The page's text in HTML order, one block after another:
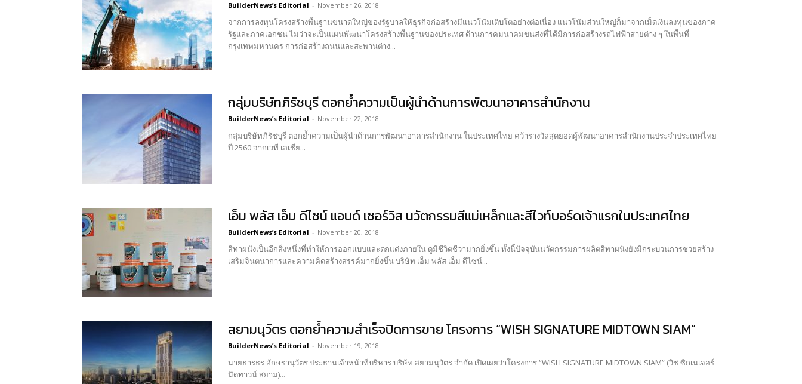
BuilderNews’s Editorial - November 26, 2018
จากการลงทุนโครงสร้างพื้นฐานขนาดใหญ่ของรัฐบาลให้ธุรกิจก่อสร้างมีแนวโน้มเติบโตอย่างต่อเนื่อง แนวโน้มส่วนใหญ่ก็มาจากเม็ดเงินลงทุนของภาค
รัฐและภาคเอกชน ไม่ว่าจะเป็นแผนพัฒนาโครงสร้างพื้นฐานของประเทศ ด้านการคมนาคมขนส่งที่ได้มีการก่อสร้างรถไฟฟ้าสายต่าง ๆ ในพื้นที่
กรุงเทพมหานคร การก่อสร้างถนนและสะพานต่าง...
กลุ่มบริษัทภิรัชบุรี ตอกย้ำความเป็นผู้นำด้านการพัฒนาอาคารสำนักงาน
BuilderNews’s Editorial - November 22, 2018
กลุ่มบริษัทภิรัชบุรี ตอกย้ำความเป็นผู้นำด้านการพัฒนาอาคารสำนักงาน ในประเทศไทย คว้ารางวัลสุดยอดผู้พัฒนาอาคารสำนักงานประจำประเทศไทย
ปี 2560 จากเวที เอเชีย...
เอ็ม พลัส เอ็ม ดีไซน์ แอนด์ เซอร์วิส นวัตกรรมสีแม่เหล็กและสีไวท์บอร์ดเจ้าแรกในประเทศไทย
BuilderNews’s Editorial - November 20, 2018
สีทาผนังเป็นอีกสิ่งหนึ่งที่ทำให้การออกแบบและตกแต่งภายใน ดูมีชีวิตชีวามากยิ่งขึ้น ทั้งนี้ปัจจุบันนวัตกรรมการผลิตสีทาผนังยังมีกระบวนการช่วยสร้าง
เสริมจินตนาการและความคิดสร้างสรรค์มากยิ่งขึ้น บริษัท เอ็ม พลัส เอ็ม ดีไซน์...
สยามนุวัตร ตอกย้ำความสำเร็จปิดการขาย โครงการ “WISH SIGNATURE MIDTOWN SIAM”
BuilderNews’s Editorial - November 19, 2018
นายธารธร อักษรานุวัตร ประธานเจ้าหน้าที่บริหาร บริษัท สยามนุวัตร จำกัด เปิดเผยว่าโครงการ “WISH SIGNATURE MIDTOWN SIAM” (วิช ซิกเนเจอร์
มิดทาวน์ สยาม)...